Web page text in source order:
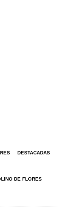
DESTACADAS
DE FLORES